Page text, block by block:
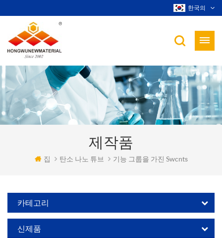
한국의
제작품
집 탄소 나노 튜브 기능 그룹을 가진 Swcnts
카테고리
신제품